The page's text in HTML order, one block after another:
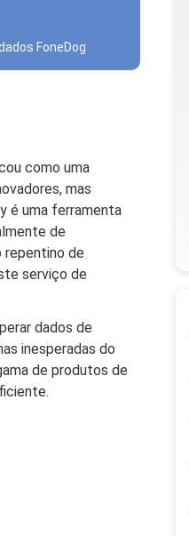
FoneDog
como uma
mas
é uma ferramenta
de
repentino de
serviço de
dados de
inesperadas do
de produtos de